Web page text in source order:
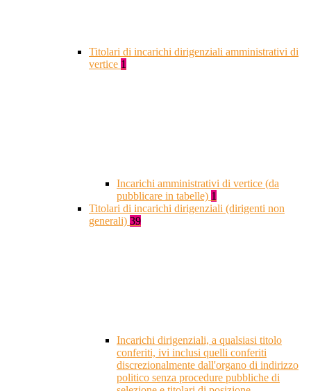
Titolari di incarichi dirigenziali amministrativi di
vertice 1
Incarichi amministrativi di vertice (da
pubblicare in tabelle) 1
Titolari di incarichi dirigenziali (dirigenti non
generali) 39
Incarichi dirigenziali, a qualsiasi titolo
conferiti, ivi inclusi quelli conferiti
discrezionalmente dall'organo di indirizzo
politico senza procedure pubbliche di